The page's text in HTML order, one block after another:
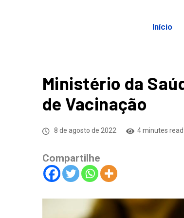
Início
Ministério da
de Vacinação
8 de agosto de 2022 4 minutes read
Compartilhe